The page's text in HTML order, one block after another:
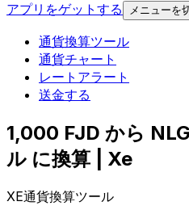
アプリをゲットする
メニューを
通貨換算ツール
通貨チャート
レートアラート
送金する
1,000 FJD から
ル に換算 | Xe
XE通貨換算ツール